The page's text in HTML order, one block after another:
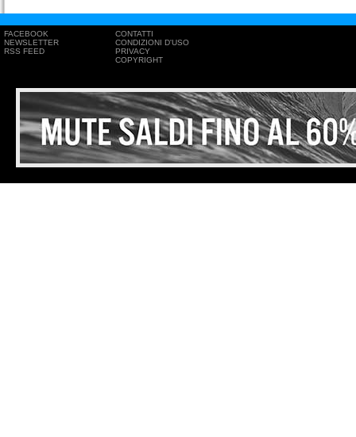
FACEBOOK
NEWSLETTER
RSS FEED
CONTATTI
CONDIZIONI D'USO
PRIVACY
COPYRIGHT